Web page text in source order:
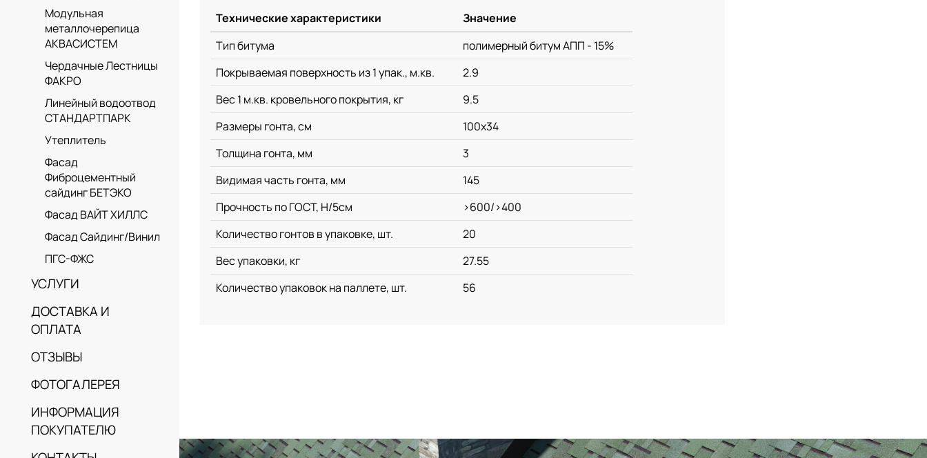
Модульная
металлочерепица
АКВАСИСТЕМ
Чердачные Лестницы
ФАКРО
Линейный водоотвод
СТАНДАРТПАРК
Утеплитель
Фасад
Фиброцементный
сайдинг БЕТЭКО
Фасад ВАЙТ ХИЛЛС
Фасад Сайдинг/Винил
ПГС-ФЖС
УСЛУГИ
ДОСТАВКА И
ОПЛАТА
ОТЗЫВЫ
ФОТОГАЛЕРЕЯ
ИНФОРМАЦИЯ
ПОКУПАТЕЛЮ
Технические характеристики
Значение
Тип битума
полимерный битум АПП - 15%
Покрываемая поверхность из 1 упак., м.кв.
2.9
Вес 1 м.кв. кровельного покрытия, кг
9.5
Размеры гонта, см
100x34
Толщина гонта, мм
3
Видимая часть гонта, мм
145
Прочность по ГОСТ, Н/5см
>600/>400
Количество гонтов в упаковке, шт.
20
Вес упаковки, кг
27.55
Количество упаковок на паллете, шт.
56